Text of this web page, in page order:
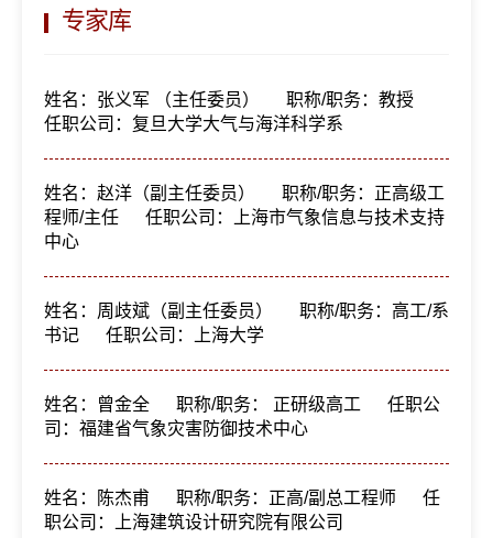
专家库
姓名：张义军 （主任委员）
职称/职务：教授
任职公司：复旦大学大气与海洋科学系
姓名：赵洋（副主任委员）
职称/职务：正高级工
程师/主任
任职公司：上海市气象信息与技术支持
中心
姓名：周歧斌（副主任委员）
职称/职务：高工/系
书记
任职公司：上海大学
姓名：曾金全 职称/职务： 正研级高工
任职公
司：福建省气象灾害防御技术中心
姓名：陈杰甫 职称/职务：正高/副总工程师
任
职公司：上海建筑设计研究院有限公司